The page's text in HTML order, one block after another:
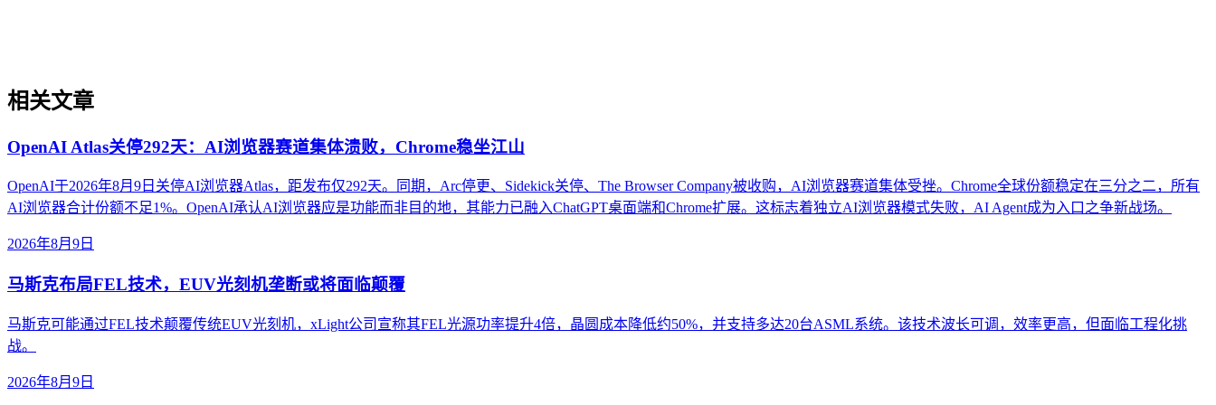
相关文章
OpenAI Atlas关停292天：AI浏览器赛道集体溃败，Chrome稳坐江山
OpenAI于2026年8月9日关停AI浏览器Atlas，距发布仅292天。同期，Arc停更、Sidekick关停、The Browser Company被收购，AI浏览器赛道集体受挫。Chrome全球份额稳定在三分之二，所有
AI浏览器合计份额不足1%。OpenAI承认AI浏览器应是功能而非目的地，其能力已融入ChatGPT桌面端和Chrome扩展。这标志着独立AI浏览器模式失败，AI Agent成为入口之争新战场。
2026年8月9日
马斯克布局FEL技术，EUV光刻机垄断或将面临颠覆
马斯克可能通过FEL技术颠覆传统EUV光刻机，xLight公司宣称其FEL光源功率提升4倍，晶圆成本降低约50%，并支持多达20台ASML系统。该技术波长可调，效率更高，但面临工程化挑
战。
2026年8月9日